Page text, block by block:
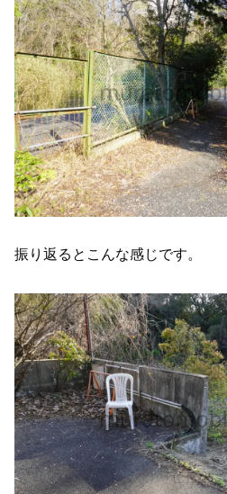
振り返るとこんな感じです。